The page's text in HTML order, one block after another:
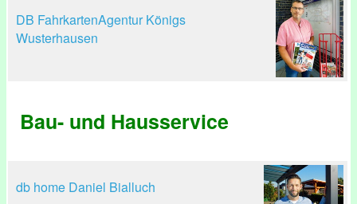
DB FahrkartenAgentur Königs
Wusterhausen
Bau- und Hausservice
db home Daniel Bialluch